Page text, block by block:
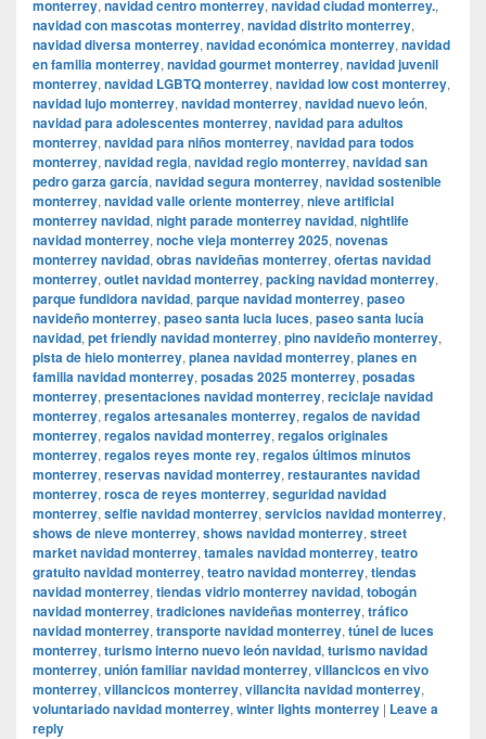
monterrey, navidad centro monterrey, navidad ciudad monterrey.,
navidad con mascotas monterrey, navidad distrito monterrey,
navidad diversa monterrey, navidad económica monterrey, navidad
en familia monterrey, navidad gourmet monterrey, navidad juvenil
monterrey, navidad LGBTQ monterrey, navidad low cost monterrey,
navidad lujo monterrey, navidad monterrey, navidad nuevo león,
navidad para adolescentes monterrey, navidad para adultos
monterrey, navidad para niños monterrey, navidad para todos
monterrey, navidad regia, navidad regio monterrey, navidad san
pedro garza garcía, navidad segura monterrey, navidad sostenible
monterrey, navidad valle oriente monterrey, nieve artificial
monterrey navidad, night parade monterrey navidad, nightlife
navidad monterrey, noche vieja monterrey 2025, novenas
monterrey navidad, obras navideñas monterrey, ofertas navidad
monterrey, outlet navidad monterrey, packing navidad monterrey,
parque fundidora navidad, parque navidad monterrey, paseo
navideño monterrey, paseo santa lucia luces, paseo santa lucía
navidad, pet friendly navidad monterrey, pino navideño monterrey,
pista de hielo monterrey, planea navidad monterrey, planes en
familia navidad monterrey, posadas 2025 monterrey, posadas
monterrey, presentaciones navidad monterrey, reciclaje navidad
monterrey, regalos artesanales monterrey, regalos de navidad
monterrey, regalos navidad monterrey, regalos originales
monterrey, regalos reyes monte rey, regalos últimos minutos
monterrey, reservas navidad monterrey, restaurantes navidad
monterrey, rosca de reyes monterrey, seguridad navidad
monterrey, selfie navidad monterrey, servicios navidad monterrey,
shows de nieve monterrey, shows navidad monterrey, street
market navidad monterrey, tamales navidad monterrey, teatro
gratuito navidad monterrey, teatro navidad monterrey, tiendas
navidad monterrey, tiendas vidrio monterrey navidad, tobogán
navidad monterrey, tradiciones navideñas monterrey, tráfico
navidad monterrey, transporte navidad monterrey, túnel de luces
monterrey, turismo interno nuevo león navidad, turismo navidad
monterrey, unión familiar navidad monterrey, villancicos en vivo
monterrey, villancicos monterrey, villancita navidad monterrey,
voluntariado navidad monterrey, winter lights monterrey | Leave a
reply